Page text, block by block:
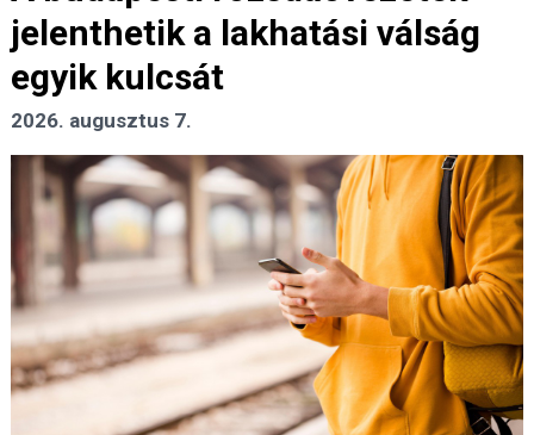
jelenthetik a lakhatási válság
egyik kulcsát
2026. augusztus 7.